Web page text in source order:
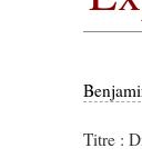
Titre :